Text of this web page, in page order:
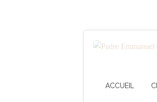
ACCUEIL